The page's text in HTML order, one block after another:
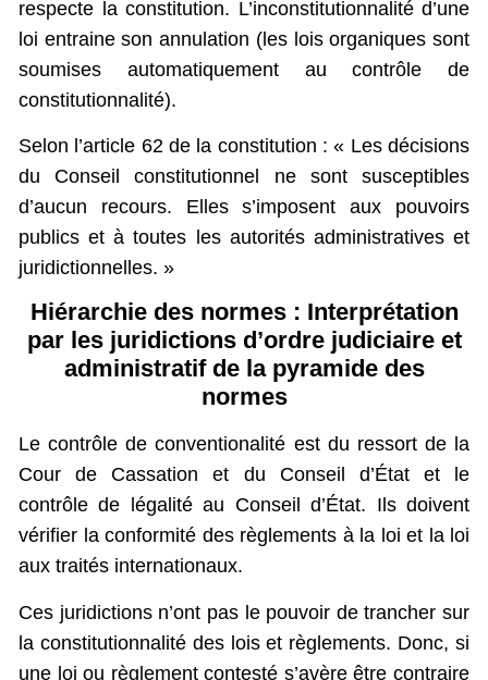
respecte la constitution. L’inconstitutionnalité d’une
loi entraine son annulation (les lois organiques sont
soumises automatiquement au contrôle de
constitutionnalité).
Selon l’article 62 de la constitution : « Les décisions
du Conseil constitutionnel ne sont susceptibles
d’aucun recours. Elles s’imposent aux pouvoirs
publics et à toutes les autorités administratives et
juridictionnelles. »
Hiérarchie des normes : Interprétation
par les juridictions d’ordre judiciaire et
administratif de la pyramide des
normes
Le contrôle de conventionalité est du ressort de la
Cour de Cassation et du Conseil d’État et le
contrôle de légalité au Conseil d’État. Ils doivent
vérifier la conformité des règlements à la loi et la loi
aux traités internationaux.
Ces juridictions n’ont pas le pouvoir de trancher sur
la constitutionnalité des lois et règlements. Donc, si
une loi ou règlement contesté s’avère être contraire